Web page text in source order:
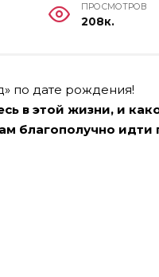
ПРОСМОТРОВ
208к.
по дате рождения!
в этой жизни, и
благополучно идти